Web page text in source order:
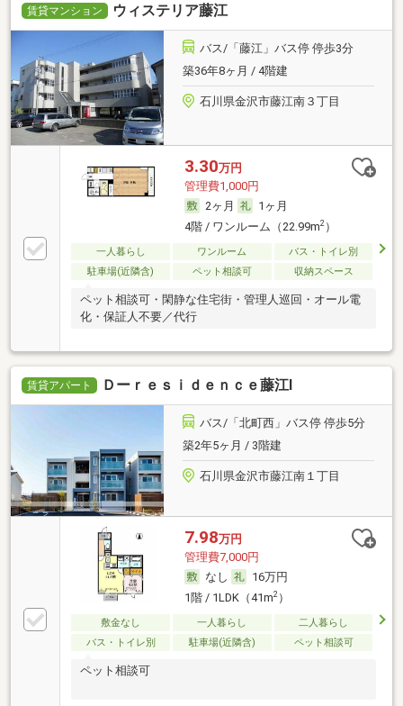
賃貸マンション ウィステリア藤江
バス/「藤江」バス停 停歩3分
築36年8ヶ月 / 4階建
石川県金沢市藤江南３丁目
3.30万円
管理費1,000円
2ヶ月
1ヶ月
4階 / ワンルーム（22.99m2）
一人暮らし ワンルーム
バス・トイレ別
駐車場(近隣含)
ペット相談可 収納スペース
ペット相談可・閑静な住宅街・管理人巡回・オール電
化・保証人不要／代行
賃貸アパート Ｄーｒｅｓｉｄｅｎｃｅ藤江Ⅰ
バス/「北町西」バス停 停歩5分
築2年5ヶ月 / 3階建
石川県金沢市藤江南１丁目
7.98万円
管理費7,000円
なし
16万円
1階 / 1LDK（41m2）
敷金なし 一人暮らし
二人暮らし
バス・トイレ別
駐車場(近隣含) ペット相談可
ペット相談可